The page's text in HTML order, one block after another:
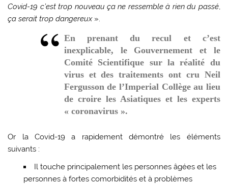
Covid-19 c’est trop nouveau ça ne ressemble à rien du passé,
ça serait trop dangereux ».
En prenant du recul et c’est
inexplicable, le Gouvernement et le
Comité Scientifique sur la réalité du
virus et des traitements ont cru Neil
Fergusson de l’Imperial Collège au lieu
de croire les Asiatiques et les experts
« coronavirus ».
Or la Covid-19 a rapidement démontré les éléments
suivants :
Il touche principalement les personnes âgées et les
personnes à fortes comorbidités et à problèmes